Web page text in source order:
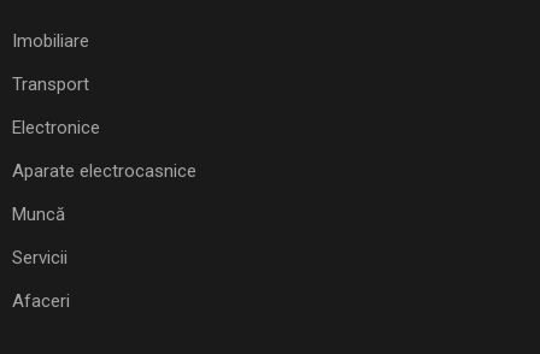
Imobiliare
Transport
Electronice
Aparate electrocasnice
Muncă
Servicii
Afaceri